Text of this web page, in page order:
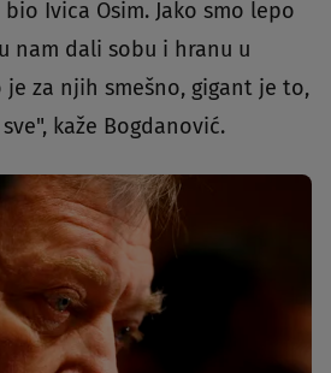
Ivica Osim. Jako smo lepo
nam dali sobu i hranu u
je za njih smešno, gigant je to,
kaže Bogdanović.